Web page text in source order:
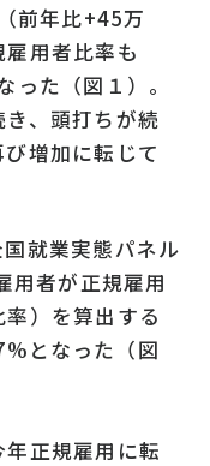
前年比+45万
用者比率も
た（図１）。
、頭打ちが続
増加に転じて
就業実態パネル
用者が正規雇用
）を算出する
となった（図
正規雇用に転